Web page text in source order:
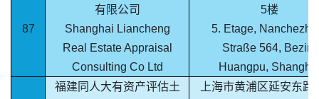
87
有限公司
Shanghai Liancheng
Real Estate Appraisal
Consulting Co Ltd
5楼
5. Etage,
Straße 564, Bezirk
Huangpu,
福建同人大有资产评估土
上海市黄浦区延安东路